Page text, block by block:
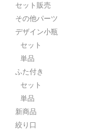
セット販売
その他パーツ
デザイン小瓶
セット
単品
ふた付き
セット
単品
新商品
絞り口